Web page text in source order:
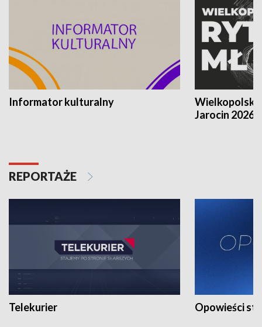
Informator kulturalny
Jarocin 2026
REPORTAŻE
Telekurier Opowieści